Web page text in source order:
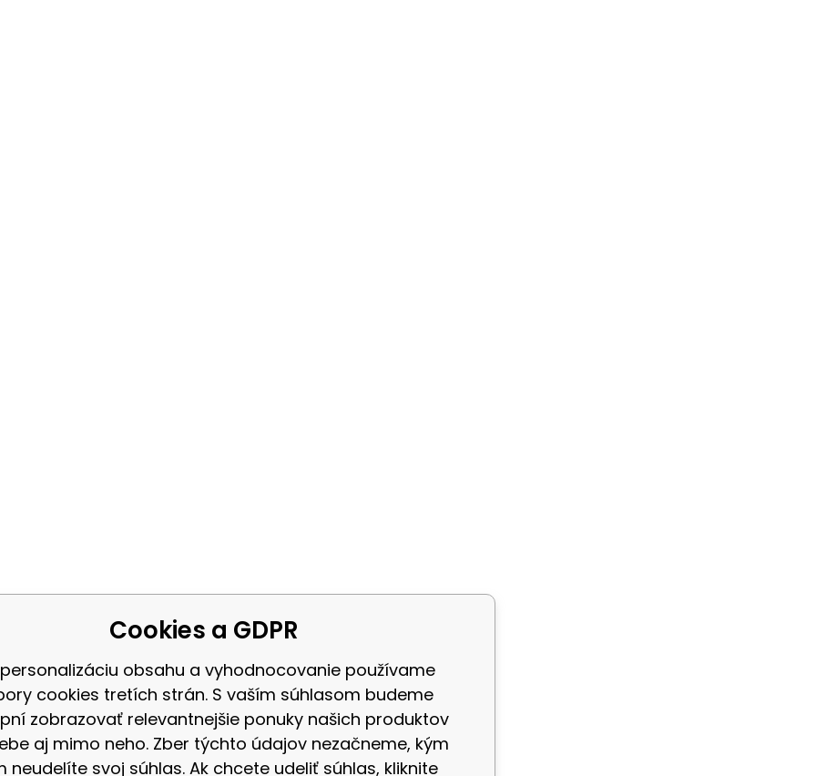
Cookies a GDPR
obsahu a vyhodnocovanie používame
cookies tretích strán. S vaším súhlasom budeme
zobrazovať relevantnejšie ponuky našich produktov
aj mimo neho. Zber týchto údajov nezačneme, kým
neudelíte svoj súhlas. Ak chcete udeliť súhlas, kliknite